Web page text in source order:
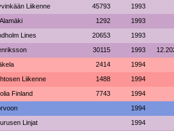
Liikenne 45793 1993
1292 1993
Lines 20653 1993
30115 1993
2414 1994
Liikenne 1488 1994
Finland 7743 1994
1994
Linjat 1994